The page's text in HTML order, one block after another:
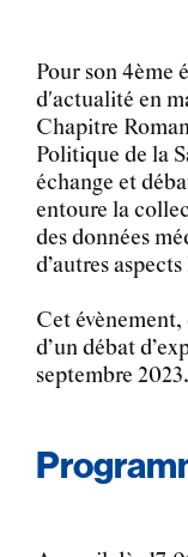
Pour son 4ème
d'actualité en
Chapitre
Politique de la
échange et
entoure la
des données
d’autres
Cet
d’un débat
septembre 2023.